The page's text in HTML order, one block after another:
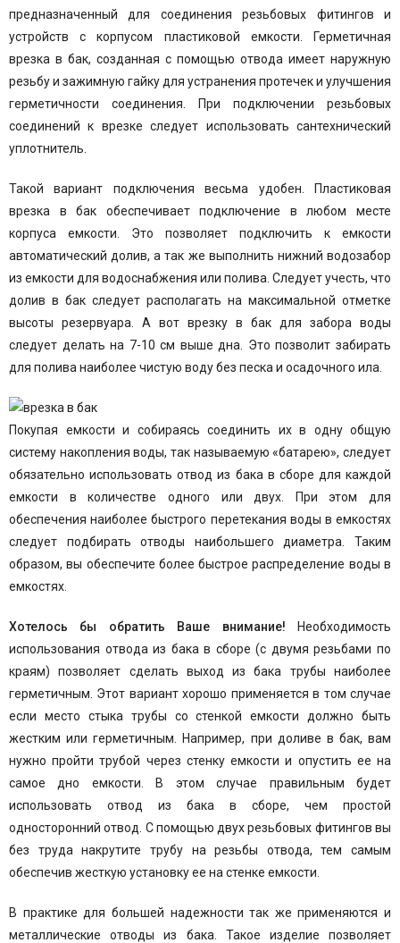
предназначенный для соединения резьбовых фитингов и
устройств с корпусом пластиковой емкости. Герметичная
врезка в бак, созданная с помощью отвода имеет наружную
резьбу и зажимную гайку для устранения протечек и улучшения
герметичности соединения. При подключении резьбовых
соединений к врезке следует использовать сантехнический
уплотнитель.
Такой вариант подключения весьма удобен. Пластиковая
врезка в бак обеспечивает подключение в любом месте
корпуса емкости. Это позволяет подключить к емкости
автоматический долив, а так же выполнить нижний водозабор
из емкости для водоснабжения или полива. Следует учесть, что
долив в бак следует располагать на максимальной отметке
высоты резервуара. А вот врезку в бак для забора воды
следует делать на 7-10 см выше дна. Это позволит забирать
для полива наиболее чистую воду без песка и осадочного ила.
Покупая емкости и собираясь соединить их в одну общую
систему накопления воды, так называемую «батарею», следует
обязательно использовать отвод из бака в сборе для каждой
емкости в количестве одного или двух. При этом для
обеспечения наиболее быстрого перетекания воды в емкостях
следует подбирать отводы наибольшего диаметра. Таким
образом, вы обеспечите более быстрое распределение воды в
емкостях.
Хотелось бы обратить Ваше внимание! Необходимость
использования отвода из бака в сборе (с двумя резьбами по
краям) позволяет сделать выход из бака трубы наиболее
герметичным. Этот вариант хорошо применяется в том случае
если место стыка трубы со стенкой емкости должно быть
жестким или герметичным. Например, при доливе в бак, вам
нужно пройти трубой через стенку емкости и опустить ее на
самое дно емкости. В этом случае правильным будет
использовать отвод из бака в сборе, чем простой
односторонний отвод. С помощью двух резьбовых фитингов вы
без труда накрутите трубу на резьбы отвода, тем самым
обеспечив жесткую установку ее на стенке емкости.
В практике для большей надежности так же применяются и
металлические отводы из бака. Такое изделие позволяет